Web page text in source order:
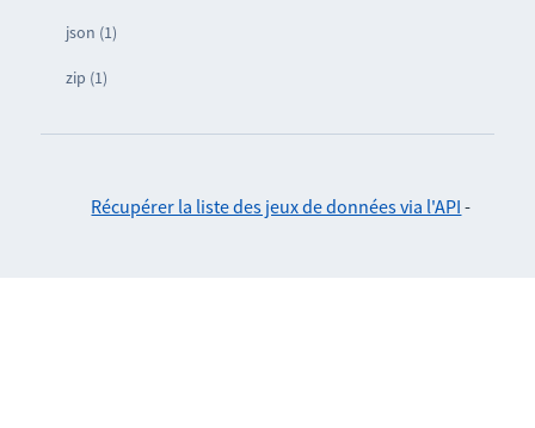
json (1)
zip (1)
Récupérer la liste des jeux de données via l'API -